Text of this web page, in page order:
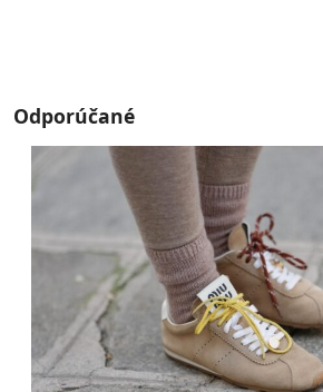
Odporúčané